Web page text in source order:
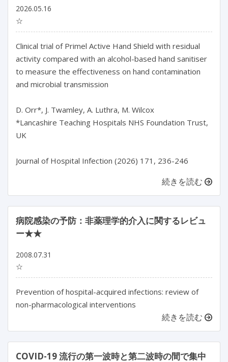
2026.05.16
☆
Clinical trial of Primel Active Hand Shield with residual
activity compared with an alcohol-based hand sanitiser
to measure the effectiveness on hand contamination
and microbial transmission
D. Orr*, J. Twamley, A. Luthra, M. Wilcox
*Lancashire Teaching Hospitals NHS Foundation Trust,
UK
続きを読む
病院感染の予防：非薬理学的介入に関するレビュ
ー★★
2008.07.31
☆
Prevention of hospital-acquired infections: review of
non-pharmacological interventions
続きを読む
COVID-19 流行の第一波時と第二波時の間で集中